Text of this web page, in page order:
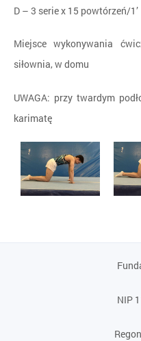
D – 3 serie x 15 powtórzeń/1’
Miejsce wykonywania
siłownia, w domu
UWAGA: przy twardym
karimatę
NIP